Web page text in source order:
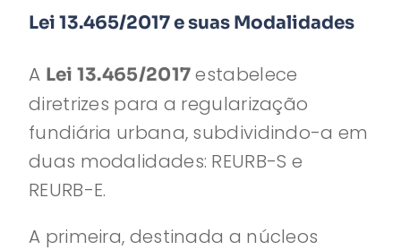
Lei 13.465/2017 e suas Modalidades
A Lei 13.465/2017 estabelece
diretrizes para a regularização
fundiária urbana, subdividindo-a em
duas modalidades: REURB-S e
REURB-E.
A primeira, destinada a núcleos